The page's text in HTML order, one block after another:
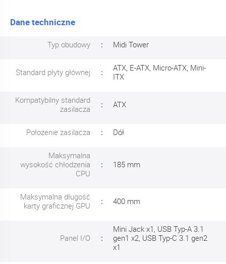
Dane techniczne
Typ obudowy Midi Tower
Standard płyty głównej
ATX, E-ATX, Micro-ATX, Mini-
ITX
Kompatybilny standard
zasilacza
ATX
Położenie zasilacza Dół
Maksymalna
wysokość chłodzenia
CPU
185 mm
Maksymalna długość
karty graficznej GPU
400 mm
Panel I/O
Mini Jack x1, USB Typ-A 3.1
gen1 x2, USB Typ-C 3.1 gen2
x1